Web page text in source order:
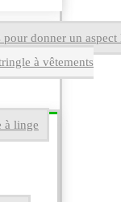
donner un
à vêtements
à linge